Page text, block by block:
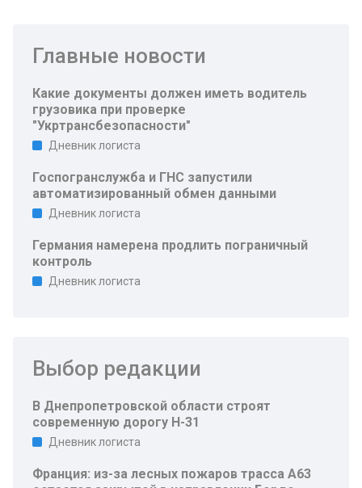
Главные новости
Какие документы должен иметь водитель
грузовика при проверке
"Укртрансбезопасности"
Дневник логиста
Госпогранслужба и ГНС запустили
автоматизированный обмен данными
Дневник логиста
Германия намерена продлить пограничный
контроль
Дневник логиста
Выбор редакции
В Днепропетровской области строят
современную дорогу Н-31
Дневник логиста
Франция: из-за лесных пожаров трасса A63